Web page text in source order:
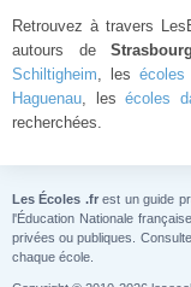
Retrouvez à travers
autours deStrasbourg
Schiltigheim, les écoles
Haguenau, lesécoles
recherchées.
Les Écoles .frest un guide
l'Éducation Nationale
privées ou publiques.
chaque école.